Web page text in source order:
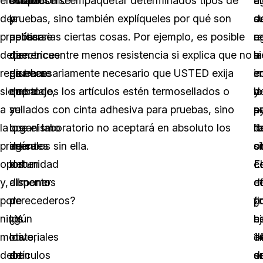
de
prueba
deben
registrarse
siempre
a
la
primera
oportunidad
y,
por
ningún
motivo,
deben
y
aplicarse
directrices
de
embalaje,
y
los
agentes
deben
disponer
de
los
materiales
de
la
política
de
pruebas
de
su
organismo
de
los
alimentos
perecederos?
¿Y
los
artículos
pruebas, sino también explíqueles por qué son
necesarias ciertas cosas. Por ejemplo, es posible
que encuentre menos resistencia si explica que no
es necesariamente necesario que USTED exija
que todos los artículos estén termosellados o
sellados con cinta adhesiva para pruebas, sino
que el laboratorio no aceptará en absoluto los
artículos sin ella.
la
El
a
y
la